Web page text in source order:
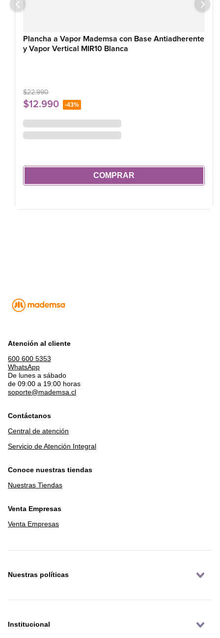
Plancha a Vapor Mademsa con Base Antiadherente
y Vapor Vertical MIR10 Blanca
$22.990
$12.990 -43%
COMPRAR
Atención al cliente
600 600 5353
WhatsApp
De lunes a sábado
de 09:00 a 19:00 horas
soporte@mademsa.cl
Contáctanos
Central de atención
Servicio de Atención Integral
Conoce nuestras tiendas
Nuestras Tiendas
Venta Empresas
Venta Empresas
Nuestras políticas
Institucional